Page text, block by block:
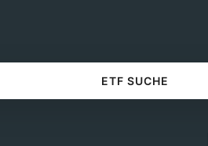
ETF SUCHE